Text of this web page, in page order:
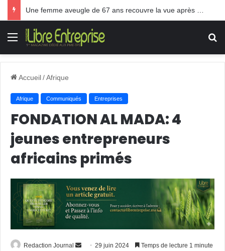
Menu
Accueil/Afrique
Afrique Communiqués Entreprises
FONDATION AL MADA: 4
jeunes entrepreneurs
africains primés
Redaction Journal
Envoyer29 juin 2024 Temps de lecture 1 minute